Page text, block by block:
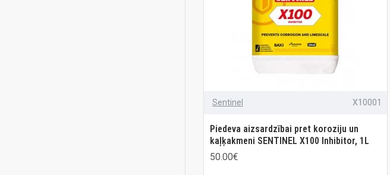
Sentinel X10001
Piedeva aizsardzībai pret koroziju un
kaļķakmeni SENTINEL X100 Inhibitor, 1L
50.00€